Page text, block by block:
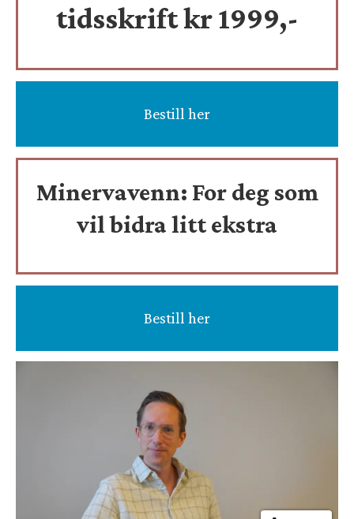
tidsskriftkr 1999,-
Bestill her
Minervavenn: For deg som
vil bidra litt ekstra
Bestill her